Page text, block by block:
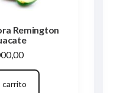
Remington
carrito